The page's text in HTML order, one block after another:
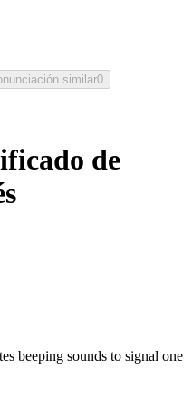
similar0
de
beeping sounds to signal one